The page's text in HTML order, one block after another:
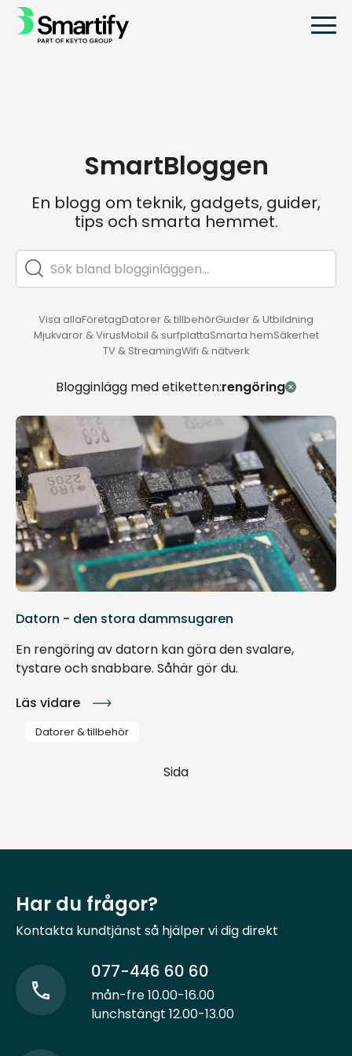
SmartBloggen
En blogg om teknik, gadgets, guider,
tips och smarta hemmet.
Visa allaFöretagDatorer & tillbehörGuider & Utbildning
Mjukvaror & VirusMobil & surfplattaSmarta hemSäkerhet
TV & StreamingWifi & nätverk
Blogginlägg med etiketten:rengöring
Datorn - den stora dammsugaren
En rengöring av datorn kan göra den svalare,
tystare och snabbare. Såhär gör du.
Läs vidare
Datorer & tillbehör
Sida
Har du frågor?
Kontakta kundtjänst så hjälper vi dig direkt
077-446 60 60
mån-fre 10.00-16.00
lunchstängt 12.00-13.00